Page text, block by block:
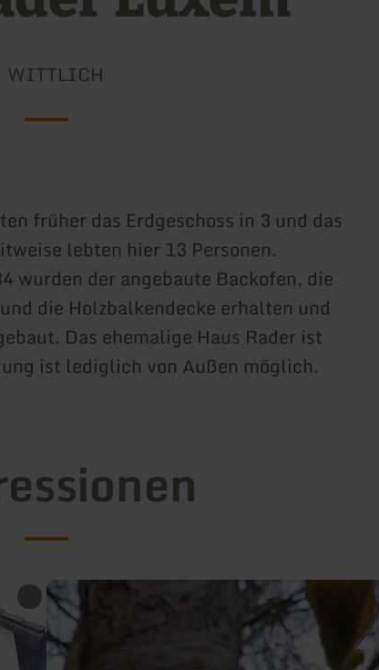
WITTLICH
früher das Erdgeschoss in 3 und das
lebten hier 13 Personen.
wurden der angebaute Backofen, die
die Holzbalkendecke erhalten und
Das ehemalige Haus Rader ist
ist lediglich von Außen möglich.